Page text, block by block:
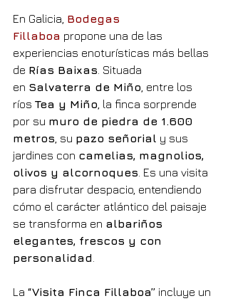
En Galicia, Bodegas
Fillaboa propone una de las
experiencias enoturísticas más bellas
de Rías Baixas . Situada
en Salvaterra de Miño , entre los
ríos Tea y Miño , la finca sorprende
por su muro de piedra de 1.600
metros , su pazo señorial y sus
jardines con camelias, magnolios,
olivos y alcornoques . Es una visita
para disfrutar despacio, entendiendo
cómo el carácter atlántico del paisaje
se transforma en albariños
elegantes, frescos y con
personalidad
La “Visita Finca Fillaboa” incluye un